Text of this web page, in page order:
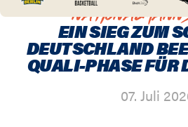
PHASE FÜR DIE WM 2027
EIN SIEG ZUM
DEUTSCHLAND
QUALI-PHASE FÜR
07. Juli